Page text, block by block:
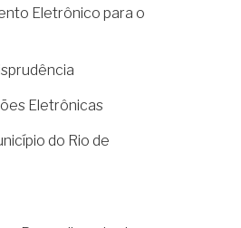
Eletrônico para o
Eletrônicas
do Rio de